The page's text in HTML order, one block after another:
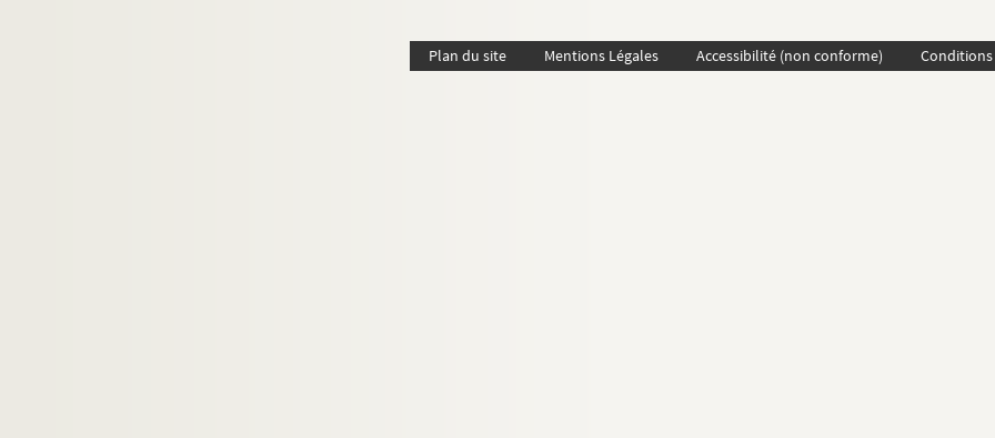
Plan du site Mentions Légales Accessibilité (non conforme)